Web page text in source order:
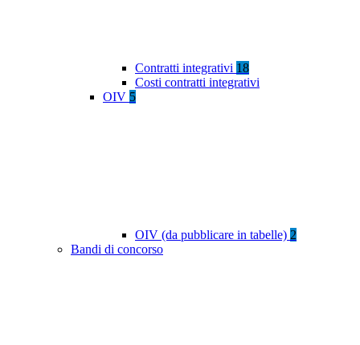
Contratti integrativi 18
Costi contratti integrativi
OIV 5
OIV (da pubblicare in tabelle) 2
Bandi di concorso